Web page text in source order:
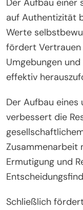
Der Aufbau einer
auf Authentizität
Werte
fördert Vertrauen
Umgebungen
effektiv
Der Aufbau
verbessert die
Zusammenarbeit
Ermutigung und
Schließlich